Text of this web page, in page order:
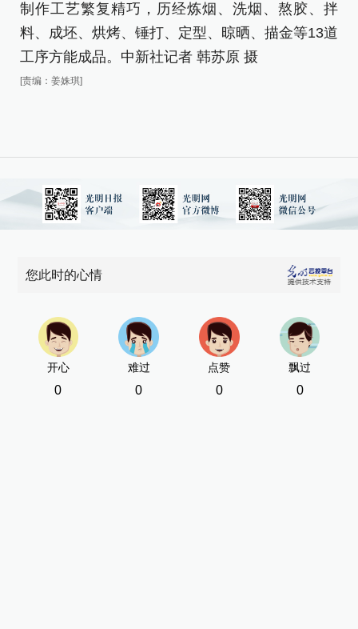
制作工艺繁复精巧，历经炼烟、洗烟、熬胶、拌
料、成坯、烘烤、锤打、定型、晾晒、描金等13道
工序方能成品。中新社记者 韩苏原 摄
[责编：姜姝琪]
您此时的心情
开心
0
难过
0
点赞
0
飘过
0